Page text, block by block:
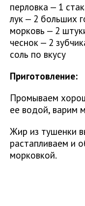
перловка — 1
лук — 2 больших
морковь — 2
чеснок — 2
соль по вкусу
Приготовление:
Промываем
ее водой, варим
Жир из тушенки
растапливаем и
морковкой.